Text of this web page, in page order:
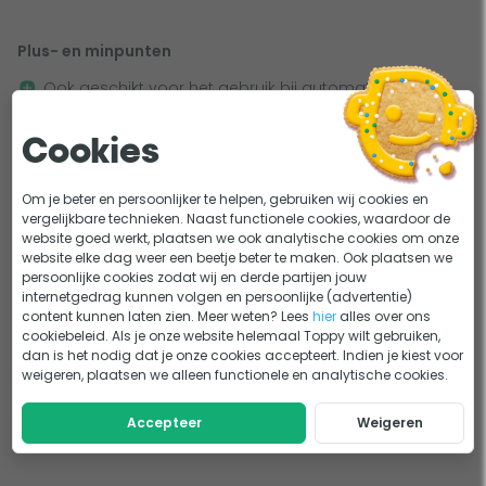
Optimale pH-balans:
Houd de pH-waarde van je
zwembadwater tussen 7,2 en 7,6 voor de beste
waterkwaliteit.
Eenvoudig in gebruik:
Werkt perfect met een
automatische pH-regelaar en helpt de pH-waarde
betrouwbaar te verlagen.
Veelzijdig:Geschikt voor elk type zwembad,
ongeacht grootte of gebruiksintensiteit.
Handige verpakking van 20 liter
Toppy’s Vloeibaar Chloor wordt geleverd in een stevige
jerrycan van 20 liter. Bovendien wordt er €8,50 statiegeld
per jerrycan gerekend. Lever je een lege jerrycan in? Dan
hoef je bij je volgende aankoop geen statiegeld meer te
Plus- en minpunten
Ook geschikt voor het gebruik bij automatische
Snelle manier om de pH-waarde in zwembadwater te
verlagen
Alleen af te halen in de winkel in Spijk
Belangrijkste specificaties
Merk
Toppy
Soort
pH min
Productvorm
Vloeistof
Inhoud
20 liter
Cookies
Om je beter en persoonlijker te helpen, gebruiken wij cookies en
vergelijkbare technieken. Naast functionele cookies, waardoor de
website goed werkt, plaatsen we ook analytische cookies om onze
website elke dag weer een beetje beter te maken. Ook plaatsen we
persoonlijke cookies zodat wij en derde partijen jouw
internetgedrag kunnen volgen en persoonlijke (advertentie)
content kunnen laten zien. Meer weten? Leeshier alles over ons
cookiebeleid. Als je onze website helemaal Toppy wilt gebruiken,
dan is het nodig dat je onze cookies accepteert. Indien je kiest voor
weigeren, plaatsen we alleen functionele en analytische cookies.
Accepteer Weigeren